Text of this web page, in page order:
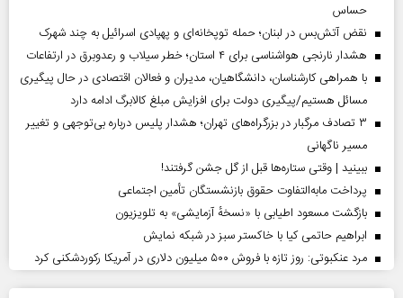
حساس
نقض آتش‌بس در لبنان؛ حمله توپخانه‌ای و پهپادی اسرائیل به چند شهرک
هشدار نارنجی هواشناسی برای ۴ استان؛ خطر سیلاب و رعدوبرق در ارتفاعات
با همراهی کارشناسان، دانشگاهیان، مدیران و فعالان اقتصادی در حال پیگیری
مسائل هستیم/پیگیری دولت برای افزایش مبلغ کالابرگ ادامه دارد
۳ تصادف مرگبار در بزرگراه‌های تهران؛ هشدار پلیس درباره بی‌توجهی و تغییر
مسیر ناگهانی
ببینید | وقتی ستاره‌ها قبل از گل جشن گرفتند!
پرداخت مابه‌التفاوت حقوق بازنشستگان تأمین اجتماعی
بازگشت مسعود اطیابی با «نسخهٔ آزمایشی» به تلویزیون
ابراهیم حاتمی کیا با خاکستر سبز در شبکه نمایش
مرد عنکبوتی: روز تازه با فروش ۵۰۰ میلیون دلاری در آمریکا رکوردشکنی کرد